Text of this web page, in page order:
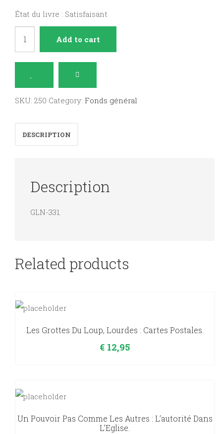
État du livre : Satisfaisant
intérieur
quantity
Add to cart
SKU: 250 Category: Fonds général
DESCRIPTION
Description
GLN-331.
Related products
Les Grottes Du Loup, Lourdes : Cartes Postales.
€ 12,95
Un Pouvoir Pas Comme Les Autres : L’autorité Dans
L’Eglise.